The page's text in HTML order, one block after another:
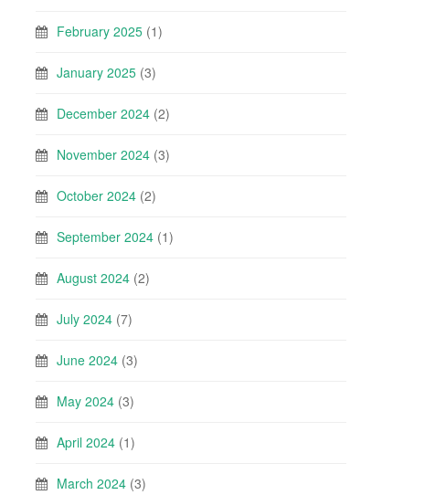
February 2025 (1)
January 2025 (3)
December 2024 (2)
November 2024 (3)
October 2024 (2)
September 2024 (1)
August 2024 (2)
July 2024 (7)
June 2024 (3)
May 2024 (3)
April 2024 (1)
March 2024 (3)